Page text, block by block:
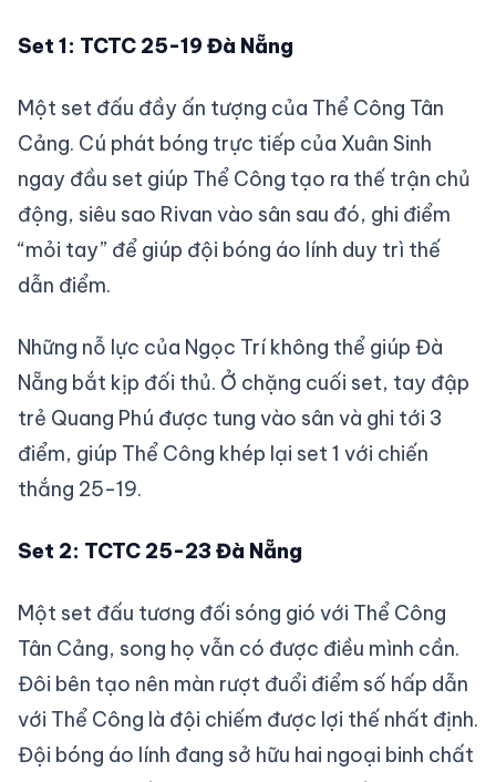
Set 1: TCTC 25-19 Đà Nẵng
Một set đấu đầy ấn tượng của Thể Công Tân
Cảng. Cú phát bóng trực tiếp của Xuân Sinh
ngay đầu set giúp Thể Công tạo ra thế trận chủ
động, siêu sao Rivan vào sân sau đó, ghi điểm
“mỏi tay” để giúp đội bóng áo lính duy trì thế
dẫn điểm.
Những nỗ lực của Ngọc Trí không thể giúp Đà
Nẵng bắt kịp đối thủ. Ở chặng cuối set, tay đập
trẻ Quang Phú được tung vào sân và ghi tới 3
điểm, giúp Thể Công khép lại set 1 với chiến
thắng 25-19.
Set 2: TCTC 25-23 Đà Nẵng
Một set đấu tương đối sóng gió với Thể Công
Tân Cảng, song họ vẫn có được điều mình cần.
Đôi bên tạo nên màn rượt đuổi điểm số hấp dẫn
với Thể Công là đội chiếm được lợi thế nhất định.
Đội bóng áo lính đang sở hữu hai ngoại binh chất